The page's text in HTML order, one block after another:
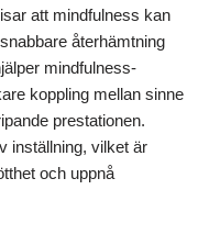
att mindfulness kan
återhämtning
mindfulness-
koppling mellan sinne
prestationen.
inställning, vilket är
och uppnå